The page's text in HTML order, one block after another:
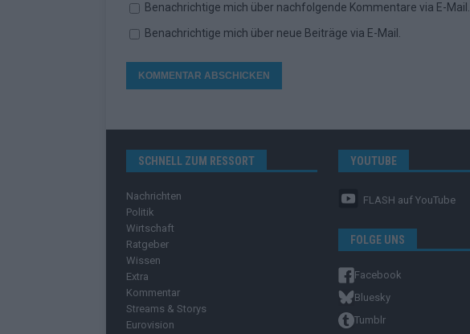
Benachrichtige mich über nachfolgende Kommentare via E-Mail.
Benachrichtige mich über neue Beiträge via E-Mail.
SCHNELL ZUM RESSORT
Nachrichten
Politik
Wirtschaft
Ratgeber
Wissen
Extra
Kommentar
Streams & Storys
Eurovision
YOUTUBE
FLASH auf YouTube
FOLGE UNS
Facebook
Bluesky
Tumblr